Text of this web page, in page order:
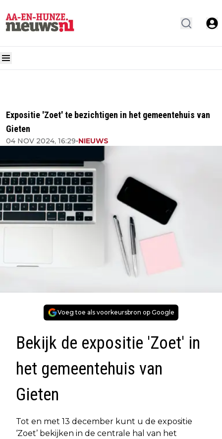
Expositie 'Zoet' te bezichtigen in het gemeentehuis van
Gieten
04 NOV 2024, 16:29•NIEUWS
Voeg toe als voorkeursbron op Google
Bekijk de expositie 'Zoet' in
het gemeentehuis van
Gieten
Tot en met 13 december kunt u de expositie
‘Zoet’ bekijken in de centrale hal van het